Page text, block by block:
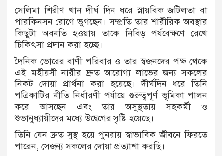
সেলিমা শিরীণ খান দীর্ঘ দিন ধরে স্নায়বিক জটিলতা বা
পারকিনসন রোগে ভুগছেন। সম্প্রতি তার শারীরিক অবস্থার
কিছুটা অবনতি হওয়ায় তাকে নিবিড় পর্যবেক্ষণে রেখে
চিকিৎসা প্রদান করা হচ্ছে।
দৈনিক ভোরের বাণী পরিবার ও তার স্বজনদের পক্ষ থেকে
এই মহীয়সী নারীর দ্রুত আরোগ্য লাভের জন্য সকলের
নিকট দোয়া প্রার্থনা করা হয়েছে। দীর্ঘদিন ধরে তিনি
পত্রিকাটির নীতি নির্ধারণী পর্যায়ে গুরুত্বপূর্ণ ভূমিকা পালন
করে আসছেন এবং তার অসুস্থতায় সহকর্মী ও
শুভানুধ্যায়ীদের মধ্যে উদ্বেগের সৃষ্টি হয়েছে।
তিনি যেন দ্রুত সুস্থ হয়ে পুনরায় স্বাভাবিক জীবনে ফিরতে
পারেন, সেজন্য সকলের দোয়া প্রত্যাশা করছি।